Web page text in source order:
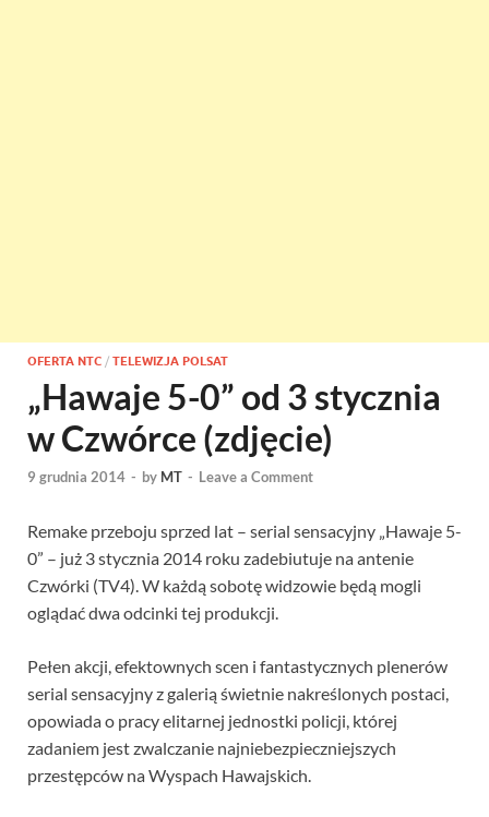
OFERTA NTC / TELEWIZJA POLSAT
„Hawaje 5-0” od 3 stycznia
w Czwórce (zdjęcie)
9 grudnia 2014 - by MT - Leave a Comment
Remake przeboju sprzed lat – serial sensacyjny „Hawaje 5-
0” – już 3 stycznia 2014 roku zadebiutuje na antenie
Czwórki (TV4). W każdą sobotę widzowie będą mogli
oglądać dwa odcinki tej produkcji.
Pełen akcji, efektownych scen i fantastycznych plenerów
serial sensacyjny z galerią świetnie nakreślonych postaci,
opowiada o pracy elitarnej jednostki policji, której
zadaniem jest zwalczanie najniebezpieczniejszych
przestępców na Wyspach Hawajskich.